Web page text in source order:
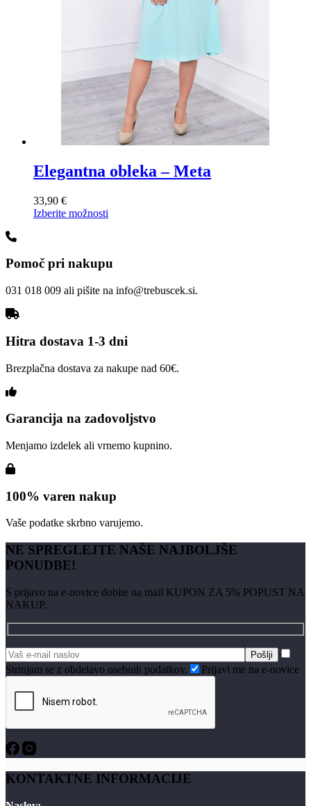
Elegantna obleka – Meta
33,90 €
Izberite možnosti
različic.
lahko
izberete
izdelka
Pomoč pri nakupu
031 018 009 ali pišite na info@trebuscek.si.
Hitra dostava 1-3 dni
Brezplačna dostava za nakupe nad 60€.
Garancija na zadovoljstvo
Menjamo izdelek ali vrnemo kupnino.
100% varen nakup
Vaše podatke skrbno varujemo.
NE SPREGLEJTE NAŠE NAJBOLJŠE
PONUDBE!
S prijavo na e-novice dobite na mail KUPON ZA 5% POPUST NA
NAKUP.
Strinjam se z obdelavo osebnih podatkov. Prijavi me na e-novice
KONTAKTNE INFORMACIJE